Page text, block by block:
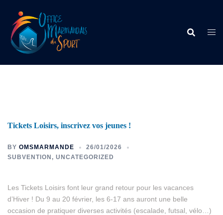
Tickets Loisirs, inscrivez vos jeunes !
BY OMSMARMANDE
26/01/2026
SUBVENTION , UNCATEGORIZED
Les Tickets Loisirs font leur grand retour pour les vacances
d’Hiver ! Du 9 au 20 février, les 6-17 ans auront une belle
occasion de pratiquer diverses activités (escalade, futsal, vélo…)